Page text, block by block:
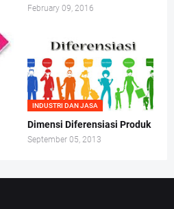
February 09, 2016
INDUSTRI DAN JASA
Dimensi Diferensiasi Produk
September 05, 2013